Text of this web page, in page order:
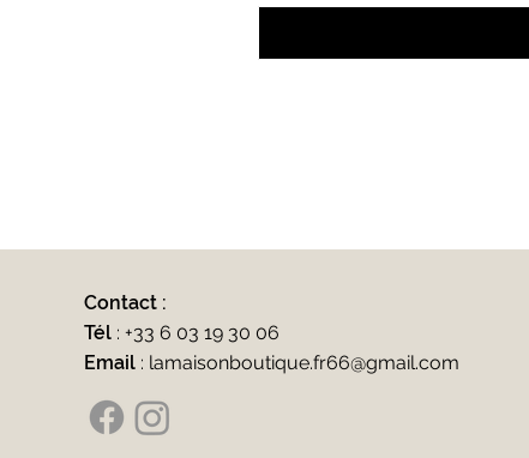
Contact :
Tél: +33 6 03 19 30 06
Email: lamaisonboutique.fr66@gmail.com